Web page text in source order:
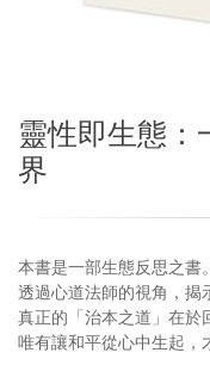
靈性即生態：
界
本書是一部生態反思之書。
透過心道法師的視角，揭
真正的「治本之道」在於
唯有讓和平從心中生起，